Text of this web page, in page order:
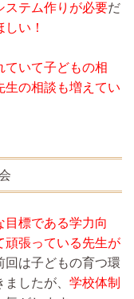
ステム作りが必要だ
い！
ていて子どもの相
生の相談も増えてい
目標である学力向
頑張っている先生が
回は子どもの育つ環
したが、 学校体制